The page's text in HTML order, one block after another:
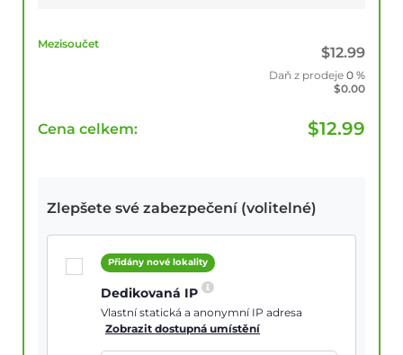
Mezisoučet
$12.99
Daň z prodeje 0 %
$0.00
Cena celkem: $12.99
Zlepšete své zabezpečení (volitelné)
Přidány nové lokality
Dedikovaná IP
Vlastní statická a anonymní IP adresa
Zobrazit dostupná umístění